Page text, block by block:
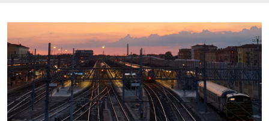
Aktiviteter
Om oss
Kontakt